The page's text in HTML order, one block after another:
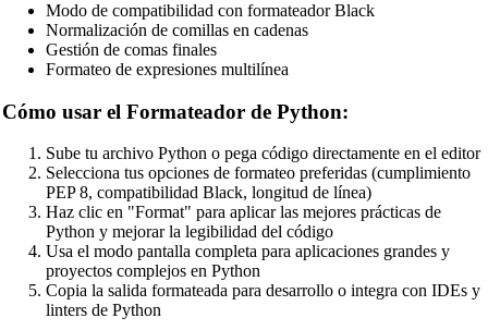
📝 Formateadores y Embellecedores de Código
🔧 HERRAMIENTAS
JavaScript Beautifier
TypeScript Beautifier
JSX Beautifier
Vue Beautifier
SCSS Beautifier
Modo de compatibilidad con formateador Black
Normalización de comillas en cadenas
Gestión de comas finales
Formateo de expresiones multilínea
Cómo usar el Formateador de Python:
Sube tu archivo Python o pega código directamente en el editor
Selecciona tus opciones de formateo preferidas (cumplimiento
PEP 8, compatibilidad Black, longitud de línea)
Haz clic en "Format" para aplicar las mejores prácticas de
Python y mejorar la legibilidad del código
Usa el modo pantalla completa para aplicaciones grandes y
proyectos complejos en Python
Copia la salida formateada para desarrollo o integra con IDEs y
linters de Python